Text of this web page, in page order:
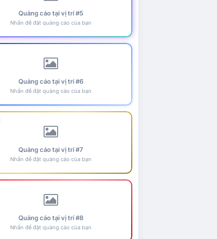
Quảng cáo tại vị trí #5
Nhấn để đặt quảng cáo của bạn
Quảng cáo tại vị trí #6
Nhấn để đặt quảng cáo của bạn
Quảng cáo tại vị trí #7
Nhấn để đặt quảng cáo của bạn
Quảng cáo tại vị trí #8
Nhấn để đặt quảng cáo của bạn